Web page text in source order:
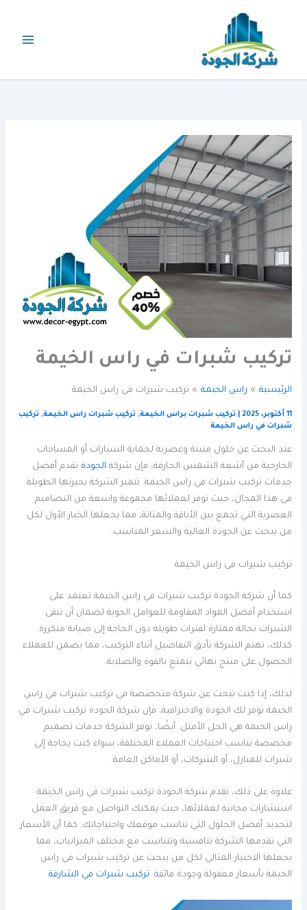
تركيب شبرات في راس الخيمة
الرئيسية راس الخيمة تركيب شبرات في راس الخيمة
11 أكتوبر، 2025 |تركيب شبرات براس الخيمة,تركيب شبرات راس الخيمة,تركيب
شبرات في راس الخيمة
عند البحث عن حلول متينة وعصرية لحماية السيارات أو المساحات
الخارجية من أشعة الشمس الحارقة، فإن شركة الجودة تقدم أفضل
خدمات تركيب شبرات في راس الخيمة. تتميز الشركة بخبرتها الطويلة
في هذا المجال، حيث توفر لعملائها مجموعة واسعة من التصاميم
العصرية التي تجمع بين الأناقة والمتانة، مما يجعلها الخيار الأول لكل
من يبحث عن الجودة العالية والسعر المناسب.
تركيب شبرات في راس الخيمة
كما أن شركة الجودة تركيب شبرات في راس الخيمة تعتمد على
استخدام أفضل المواد المقاومة للعوامل الجوية لضمان أن تبقى
الشبرات بحالة ممتازة لفترات طويلة دون الحاجة إلى صيانة متكررة.
كذلك، تهتم الشركة بأدق التفاصيل أثناء التركيب، مما يضمن للعملاء
الحصول على منتج نهائي يتمتع بالقوة والصلابة.
لذلك، إذا كنت تبحث عن شركة متخصصة في تركيب شبرات في راس
الخيمة توفر لك الجودة والاحترافية، فإن شركة الجودة تركيب شبرات في
راس الخيمة هي الحل الأمثل. أيضًا، توفر الشركة خدمات تصميم
مخصصة تناسب احتياجات العملاء المختلفة، سواء كنت بحاجة إلى
شبرات للمنازل، أو الشركات، أو الأماكن العامة.
علاوة على ذلك، تقدم شركة الجودة تركيب شبرات في راس الخيمة
استشارات مجانية لعملائها، حيث يمكنك التواصل مع فريق العمل
لتحديد أفضل الحلول التي تناسب موقعك واحتياجاتك. كما أن الأسعار
التي تقدمها الشركة تنافسية وتتناسب مع مختلف الميزانيات، مما
يجعلها الاختيار المثالي لكل من يبحث عن تركيب شبرات في راس
الخيمة بأسعار معقولة وجودة فائقة. تركيب شبرات في الشارقة